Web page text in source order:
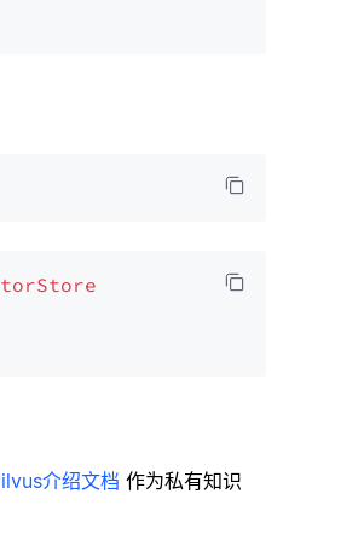
介绍文档 作为私有知识